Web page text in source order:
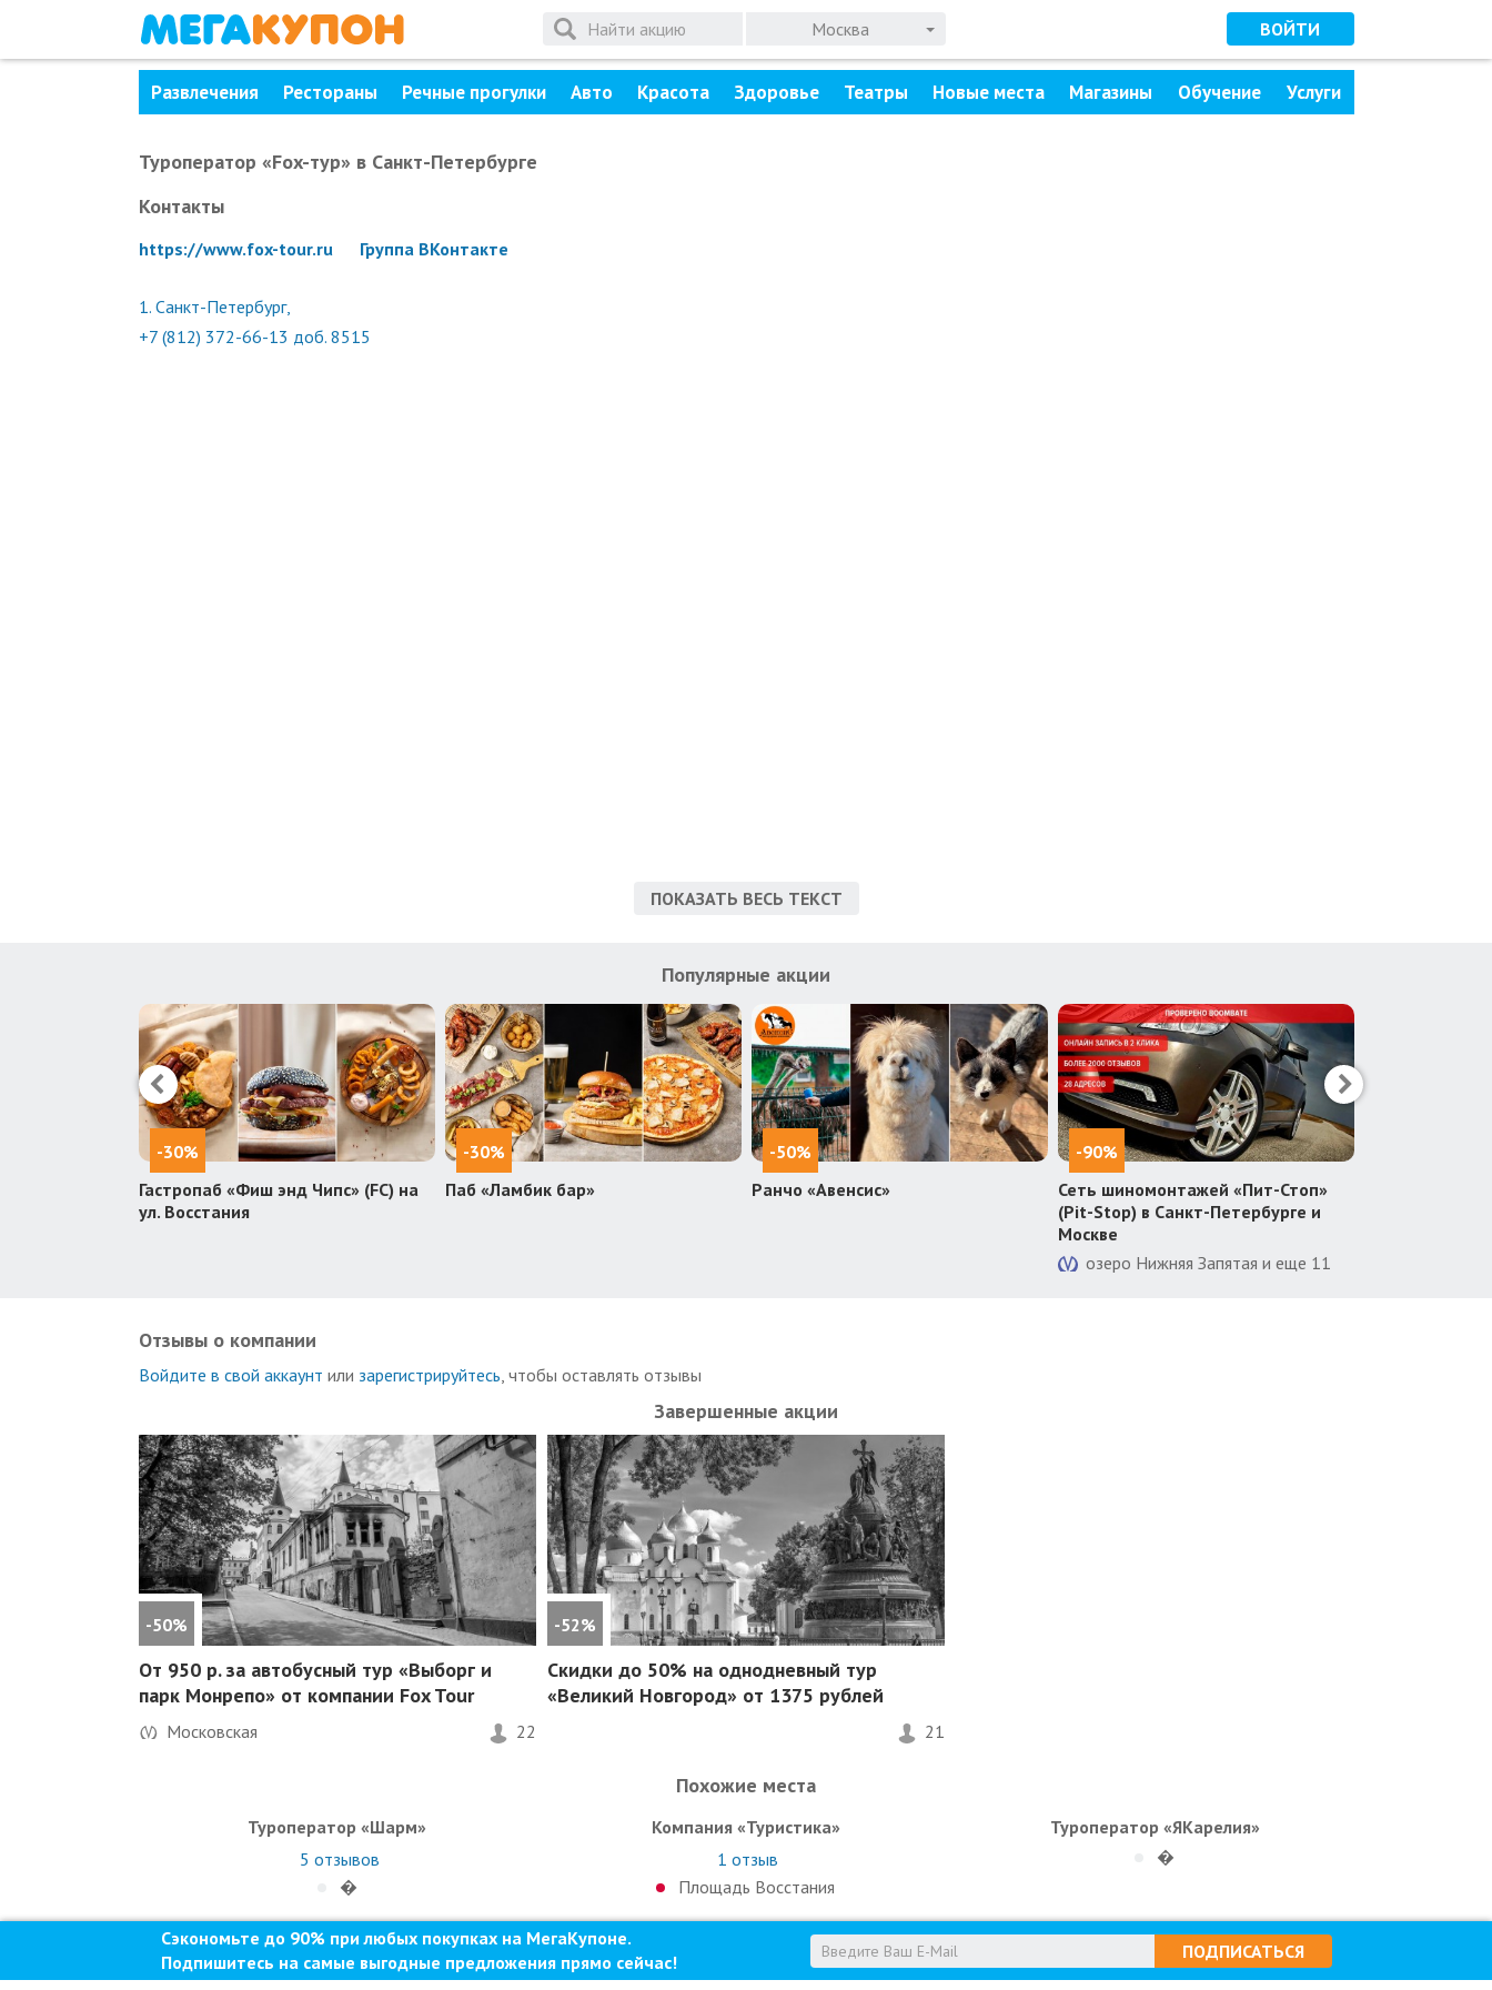
Москва ВОЙТИ
Развлечения Рестораны Речные прогулки Авто Красота Здоровье Театры Новые места Магазины Обучение Услуги
Туроператор «Fox-тур» в Санкт-Петербурге
Контакты
https://www.fox-tour.ru Группа ВКонтакте
1. Санкт-Петербург,
+7 (812) 372-66-13 доб. 8515
ПОКАЗАТЬ ВЕСЬ ТЕКСТ
Популярные акции
-30%
Гастропаб «Фиш энд Чипс» (FC) на
ул. Восстания
-30%
Паб «Ламбик бар»
-50%
Ранчо «Авенсис»
-90%
Сеть шиномонтажей «Пит-Стоп»
(Pit-Stop) в Санкт-Петербурге и
Москве
озеро Нижняя Запятая и еще 11
Отзывы о компании
Войдите в свой аккаунт или зарегистрируйтесь , чтобы оставлять отзывы
Завершенные акции
-50%
От 950 р. за автобусный тур «Выборг и
парк Монрепо» от компании Fox Tour
Московская 22
-52%
Скидки до 50% на однодневный тур
«Великий Новгород» от 1375 рублей
21
Похожие места
Туроператор «Шарм»
5 отзывов
�
Компания «Туристика»
1 отзыв
Площадь Восстания
Туроператор «ЯКарелия»
�
Сэкономьте до 90% при любых покупках на МегаКупоне.
Подпишитесь на самые выгодные предложения прямо сейчас!
ПОДПИСАТЬСЯ